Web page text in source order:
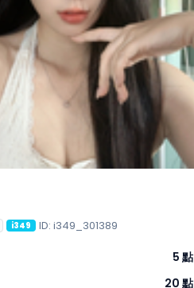
i349 ID: i349_301389
5 點
20 點